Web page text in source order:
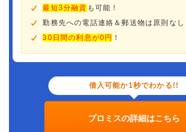
最短3分融資 も可能！
勤務先への電話連絡＆郵送物は原則なし
30日間の利息が0円 ！
借入可能か1秒でわかる!!
プロミスの詳細はこちら